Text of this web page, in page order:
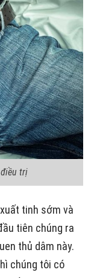
trị
tinh sớm và
tiên chúng ra
thủ dâm này.
chúng tôi có